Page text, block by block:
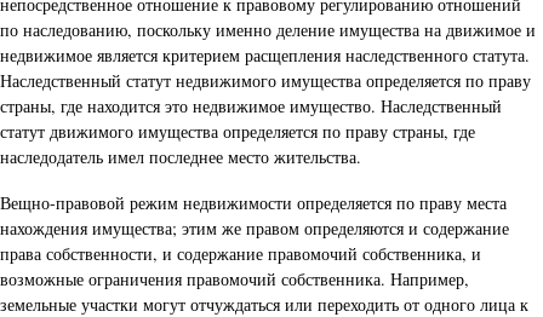
по наследованию, поскольку именно деление имущества на движимое и
недвижимое является критерием расщепления наследственного статута.
Наследственный статут недвижимого имущества определяется по праву
страны, где находится это недвижимое имущество. Наследственный
статут движимого имущества определяется по праву страны, где
наследодатель имел последнее место жительства.
Вещно-правовой режим недвижимости определяется по праву места
нахождения имущества; этим же правом определяются и содержание
права собственности, и содержание правомочий собственника, и
возможные ограничения правомочий собственника. Например,
земельные участки могут отчуждаться или переходить от одного лица к